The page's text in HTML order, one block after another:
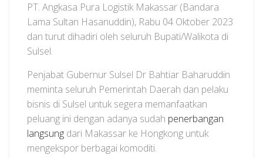
PT. Angkasa Pura Logistik Makassar (Bandara
Lama Sultan Hasanuddin), Rabu 04 Oktober 2023
dan turut dihadiri oleh seluruh Bupati/Walikota di
Sulsel.
Penjabat Gubernur Sulsel Dr Bahtiar Baharuddin
meminta seluruh Pemerintah Daerah dan pelaku
bisnis di Sulsel untuk segera memanfaatkan
peluang ini dengan adanya sudah penerbangan
langsung dari Makassar ke Hongkong untuk
mengekspor berbagai komoditi.